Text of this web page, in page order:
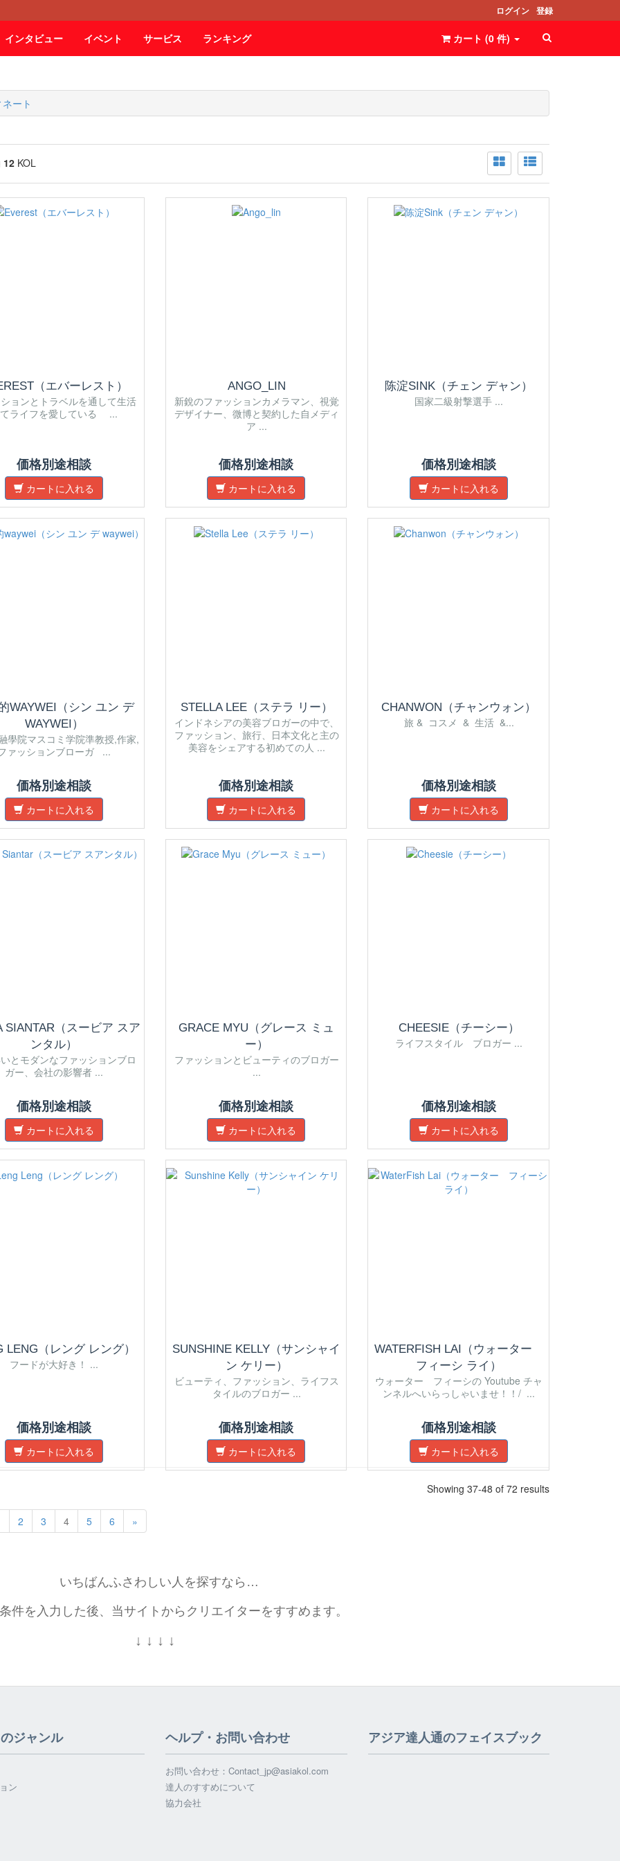
ログイン 登録
インタビュー イベント サービス ランキング カート (0 件)
ート
12KOL
（エバーレスト）
ョンとトラベルを通して生活
てライフを愛している ...
価格別途相談
カートに入れる
ANGO_LIN
新銳のファッションカメラマン、視覚
デザイナー、微博と契約した自メディ
ア ...
価格別途相談
カートに入れる
陈淀SINK（チェン デャン）
国家二級射撃選手 ...
価格別途相談
カートに入れる
WAYWEI（シン ユン デ
WAYWEI）
學院マスコミ学院準教授,作家,
ァッションブローガ ...
価格別途相談
カートに入れる
STELLA LEE（ステラ リー）
インドネシアの美容ブロガーの中で、
ファッション、旅行、日本文化と主の
美容をシェアする初めての人 ...
価格別途相談
カートに入れる
CHANWON（チャンウォン）
旅 & コスメ & 生活 &...
価格別途相談
カートに入れる
SIANTAR（スービア スア
ンタル）
とモダンなファッションブロ
ガー、会社の影響者 ...
価格別途相談
カートに入れる
GRACE MYU（グレース ミュ
ー）
ファッションとビューティのブロガー
...
価格別途相談
カートに入れる
CHEESIE（チーシー）
ライフスタイル ブロガー ...
価格別途相談
カートに入れる
LENG（レング レング）
フードが大好き！ ...
価格別途相談
カートに入れる
SUNSHINE KELLY（サンシャイ
ン ケリー）
ビューティ、ファッション、ライフス
タイルのブロガー ...
価格別途相談
カートに入れる
WATERFISH LAI（ウォーター
フィーシ ライ）
ウォーター フィーシの Youtube チャ
ンネルへいらっしゃいませ！！/ ...
価格別途相談
カートに入れる
2 3 4 5 6 »
Showing 37-48 of 72 results
いちばんふさわしい人を探すなら…
件を入力した後、当サイトからクリエイターをすすめます。
↓ ↓ ↓ ↓
ジャンル
ン
ヘルプ・お問い合わせ
お問い合わせ： Contact_jp@asiakol.com
達人のすすめについて
協力会社
アジア達人通のフェイスブック